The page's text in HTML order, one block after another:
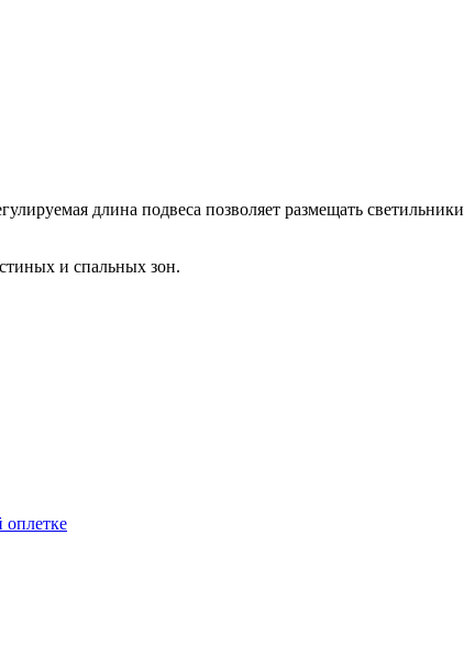
длина подвеса позволяет размещать
и спальных зон.